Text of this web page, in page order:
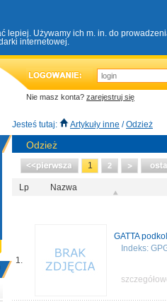
lepiej. Używamy ich m. in. do
internetowej.
Nie masz konta? zarejestruj się
Jesteś tutaj: Artykuły inne /Odzież
Odzież
1 2
Lp Nazwa
1.
GATTA
Indeks: